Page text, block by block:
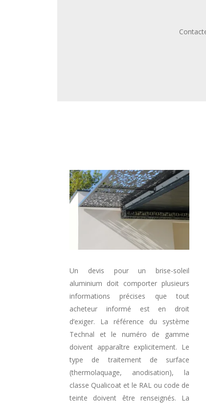
Un devis pour un brise-soleil
aluminium doit comporter plusieurs
informations précises que tout
acheteur informé est en droit
d’exiger. La référence du système
Technal et le numéro de gamme
doivent apparaître explicitement. Le
type de traitement de surface
(thermolaquage, anodisation), la
classe Qualicoat et le RAL ou code de
teinte doivent être renseignés. La